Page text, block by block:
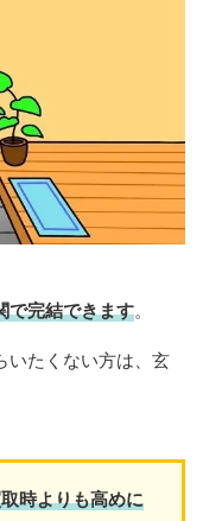
で完結できます。
いたくない方は、玄
時よりも高めに